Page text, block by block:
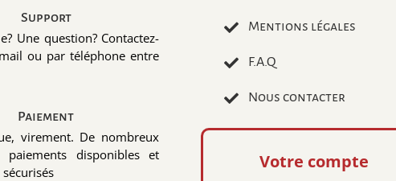
Support
Une question? Contactez-
ou par téléphone entre
Paiement
virement. De nombreux
paiements disponibles et
Mentions légales
F.A.Q
Nous contacter
Votre compte